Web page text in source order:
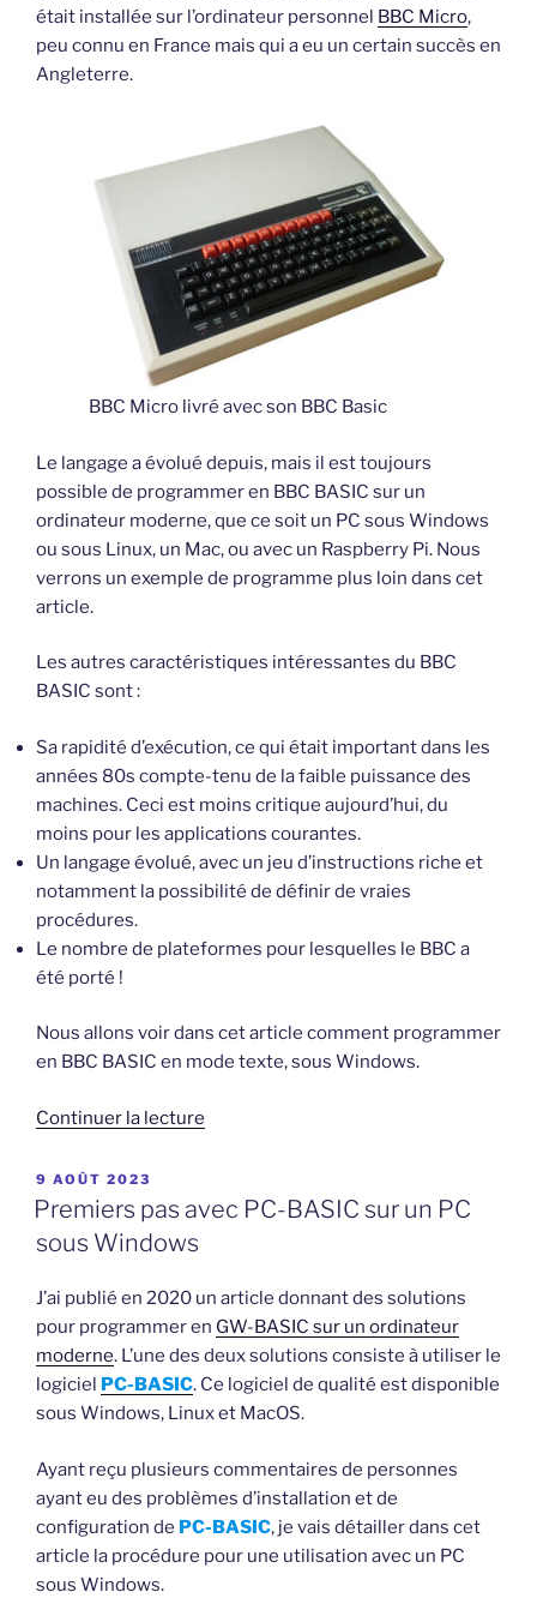
était installée sur l’ordinateur personnel BBC Micro,
peu connu en France mais qui a eu un certain succès en
Angleterre.
BBC Micro livré avec son BBC Basic
Le langage a évolué depuis, mais il est toujours
possible de programmer en BBC BASIC sur un
ordinateur moderne, que ce soit un PC sous Windows
ou sous Linux, un Mac, ou avec un Raspberry Pi. Nous
verrons un exemple de programme plus loin dans cet
article.
Les autres caractéristiques intéressantes du BBC
BASIC sont :
Sa rapidité d’exécution, ce qui était important dans les
années 80s compte-tenu de la faible puissance des
machines. Ceci est moins critique aujourd’hui, du
moins pour les applications courantes.
Un langage évolué, avec un jeu d’instructions riche et
notamment la possibilité de définir de vraies
procédures.
Le nombre de plateformes pour lesquelles le BBC a
été porté !
Nous allons voir dans cet article comment programmer
en BBC BASIC en mode texte, sous Windows.
Continuer la lecture
BBC
ordinateur
moderne »
PUBLIÉ
LE
9 AOÛT 2023
Premiers pas avec PC-BASIC sur un PC
sous Windows
J’ai publié en 2020 un article donnant des solutions
pour programmer en GW-BASIC sur un ordinateur
moderne. L’une des deux solutions consiste à utiliser le
logiciel PC-BASIC. Ce logiciel de qualité est disponible
sous Windows, Linux et MacOS.
Ayant reçu plusieurs commentaires de personnes
ayant eu des problèmes d’installation et de
configuration de PC-BASIC, je vais détailler dans cet
article la procédure pour une utilisation avec un PC
sous Windows.